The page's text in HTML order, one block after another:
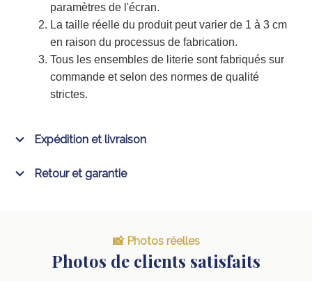
paramètres de l'écran.
La taille réelle du produit peut varier de 1 à 3 cm
en raison du processus de fabrication.
Tous les ensembles de literie sont fabriqués sur
commande et selon des normes de qualité
strictes.
Expédition et livraison
Retour et garantie
📸 Photos réelles
Photos de clients satisfaits